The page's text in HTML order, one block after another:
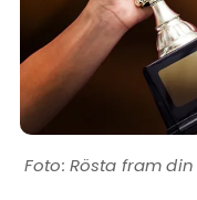
Rösta fram